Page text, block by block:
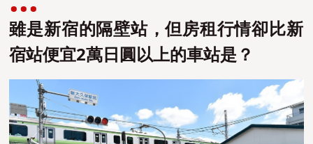
雖是新宿的隔壁站，但房租行情卻比新
宿站便宜2萬日圓以上的車站是？